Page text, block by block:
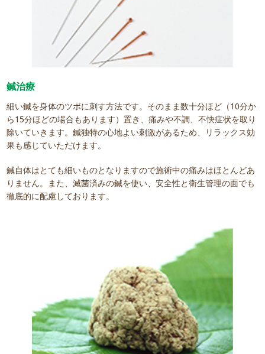
鍼治療
細い鍼を身体のツボに刺す方法です。そのまま数十分ほど（10分か
ら15分ほどの場合もあります）置き、痛みや不調、不快症状を取り
除いていきます。鍼独特の心地よい刺激があるため、リラックス効
果も感じていただけます。
鍼自体はとても細いものとなりますので施術中の痛みはほとんどあ
りません。また、滅菌済みの鍼を使い、安全性と衛生管理の面でも
徹底的に配慮しております。